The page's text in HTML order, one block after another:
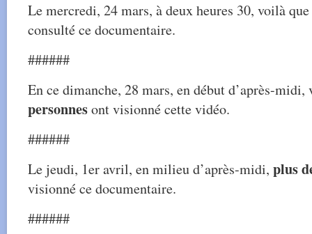
Le mercredi, 24 mars, à deux heures 30, voilà que
consulté ce documentaire.
######
En ce dimanche, 28 mars, en début d’après-
personnesont visionné cette vidéo.
######
Le jeudi, 1er avril, en milieu d’après-midi, plus
visionné ce documentaire.
######